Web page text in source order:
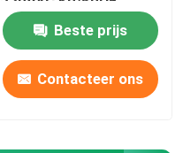
Beste prijs
Contacteer ons